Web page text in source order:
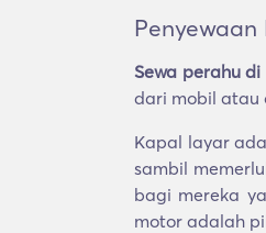
Sewa perahu
dari mobil atau
Kapal layar
sambil
bagi mereka
motor adalah